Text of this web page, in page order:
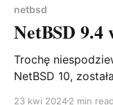
netbsd
NetBSD 9.4
Trochę
NetBSD 10,
23 kwi 20242 min read